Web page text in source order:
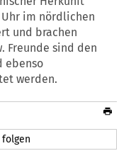
Uhr im nördlichen
und brachen
Freunde sind den
ebenso
werden.
folgen